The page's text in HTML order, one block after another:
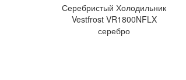
Серебристый Холодильник
Vestfrost VR1800NFLX
серебро